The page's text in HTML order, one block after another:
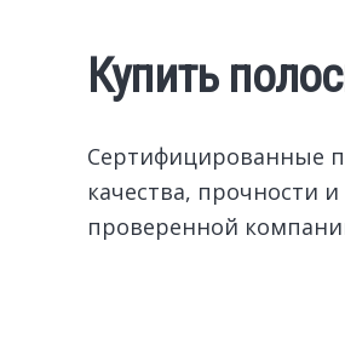
Купить
Сертифицированные
качества, прочности
проверенной